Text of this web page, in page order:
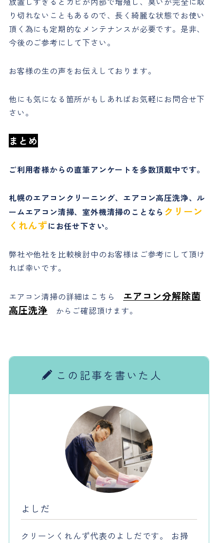
り切れないこともあるので、長く綺麗な状態でお使い
頂く為にも定期的なメンテナンスが必要です。是非、
今後のご参考にして下さい。
お客様の生の声をお伝えしております。
他にも気になる箇所がもしあればお気軽にお問合せ下
さい。
まとめ
ご利用者様からの直筆アンケートを多数頂戴中です。
札幌のエアコンクリーニング、エアコン高圧洗浄、ル
ームエアコン清掃、室外機清掃のことなら クリーン
くれんずにお任せ下さい。
弊社や他社を比較検討中のお客様はご参考にして頂け
れば幸いです。
エアコン清掃の詳細はこちら エアコン分解除菌
高圧洗浄 からご確認頂けます。
この記事を書いた人
よしだ
クリーンくれんず代表のよしだです。 お掃